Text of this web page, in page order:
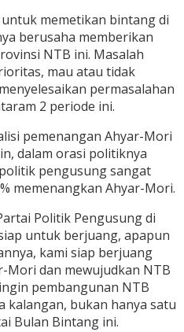
memetikan bintang di
berusaha memberikan
NTB ini. Masalah
mau atau tidak
permasalahan
2 periode ini.
pemenangan Ahyar-Mori
dalam orasi politiknya
pengusung sangat
memenangkan Ahyar-Mori.
Politik Pengusung di
untuk berjuang, apapun
kami siap berjuang
Mori dan mewujudkan NTB
pembangunan NTB
kalangan, bukan hanya satu
Bulan Bintang ini.